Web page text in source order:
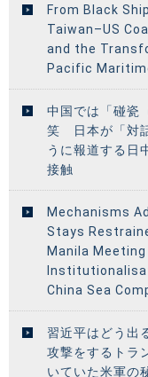
From Black
Taiwan–US
and the
Pacific
中国では「碰瓷
笑 日本が「対
うに報道する日
接触
Mechanisms
Stays
Manila
China Sea
習近平はどう
攻撃をするトラ
いていた米軍の